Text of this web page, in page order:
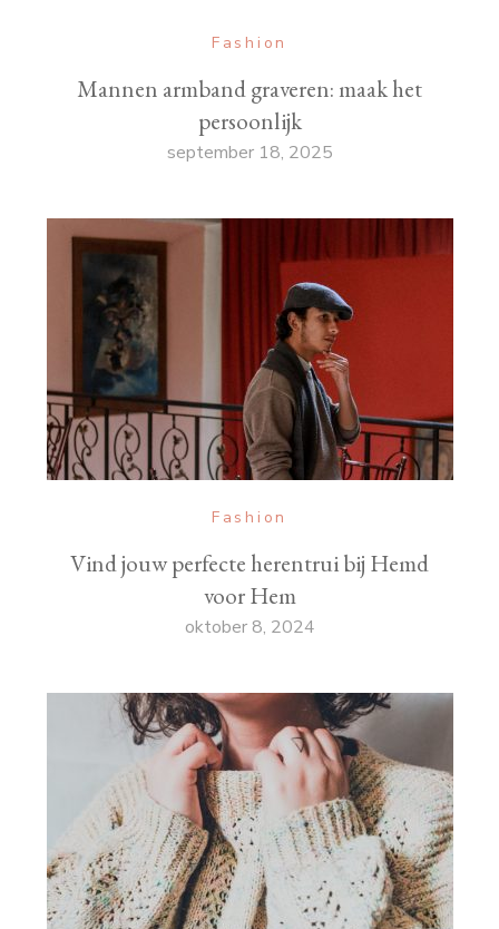
Fashion
Mannen armband graveren: maak het
persoonlijk
september 18, 2025
Fashion
Vind jouw perfecte herentrui bij Hemd
voor Hem
oktober 8, 2024